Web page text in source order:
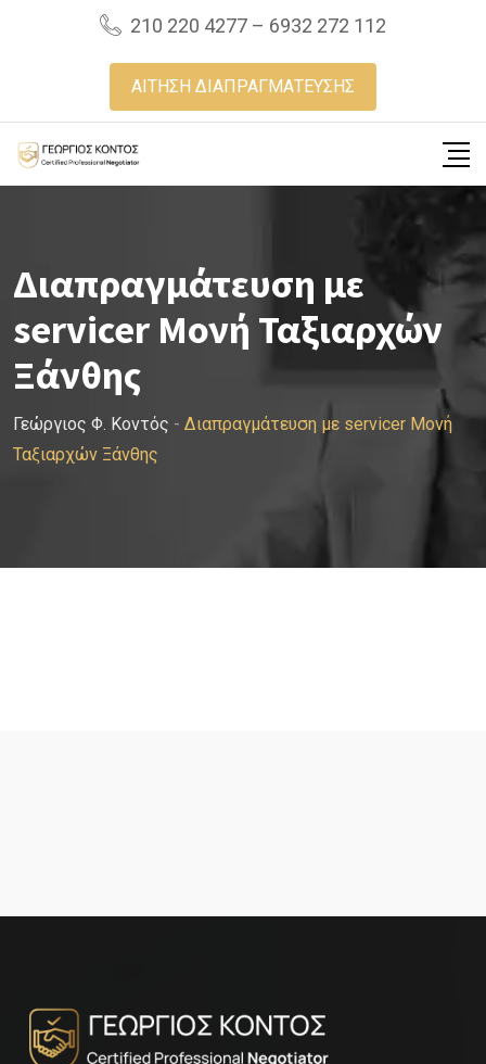
210 220 4277 – 6932 272 112
ΑΙΤΗΣΗ ΔΙΑΠΡΑΓΜΑΤΕΥΣΗΣ
Διαπραγμάτευση με
servicer Μονή Ταξιαρχών
Ξάνθης
Γεώργιος Φ. Κοντός - Διαπραγμάτευση με servicer Μονή
Ταξιαρχών Ξάνθης